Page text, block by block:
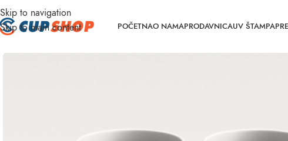
Skip to navigation
Skip to main content
POČETNAO NAMAPRODAVNICAUV ŠTAMPA